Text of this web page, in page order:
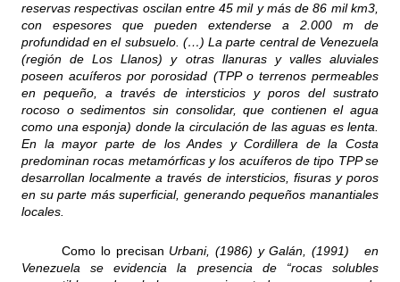
reservas respectivas oscilan entre 45 mil y más de 86 mil km3,
con espesores que pueden extenderse a 2.000 m de
profundidad en el subsuelo. (…) La parte central de Venezuela
(región de Los Llanos) y otras llanuras y valles aluviales
poseen acuíferos por porosidad (TPP o terrenos permeables
en pequeño, a través de intersticios y poros del sustrato
rocoso o sedimentos sin consolidar, que contienen el agua
como una esponja) donde la circulación de las aguas es lenta.
En la mayor parte de los Andes y Cordillera de la Costa
predominan rocas metamórficas y los acuíferos de tipo TPP se
desarrollan localmente a través de intersticios, fisuras y poros
en su parte más superficial, generando pequeños manantiales
locales.
Como lo precisan Urbani, (1986) y Galán, (1991) en
Venezuela se evidencia la presencia de “rocas solubles